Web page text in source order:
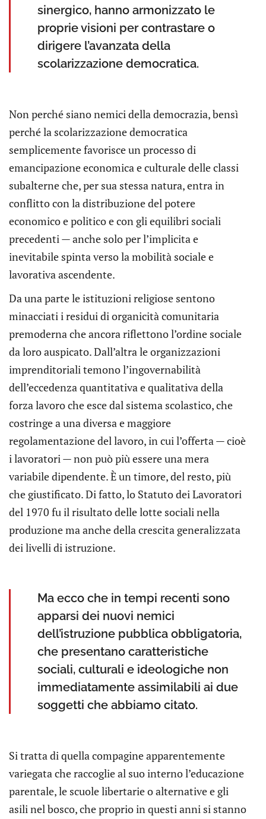
sinergico, hanno armonizzato le
proprie visioni per contrastare o
dirigere l’avanzata della
scolarizzazione democratica.
Non perché siano nemici della democrazia, bensì
perché la scolarizzazione democratica
semplicemente favorisce un processo di
emancipazione economica e culturale delle classi
subalterne che, per sua stessa natura, entra in
conflitto con la distribuzione del potere
economico e politico e con gli equilibri sociali
precedenti — anche solo per l’implicita e
inevitabile spinta verso la mobilità sociale e
lavorativa ascendente.
Da una parte le istituzioni religiose sentono
minacciati i residui di organicità comunitaria
premoderna che ancora riflettono l’ordine sociale
da loro auspicato. Dall’altra le organizzazioni
imprenditoriali temono l’ingovernabilità
dell’eccedenza quantitativa e qualitativa della
forza lavoro che esce dal sistema scolastico, che
costringe a una diversa e maggiore
regolamentazione del lavoro, in cui l’offerta — cioè
i lavoratori — non può più essere una mera
variabile dipendente. È un timore, del resto, più
che giustificato. Di fatto, lo Statuto dei Lavoratori
del 1970 fu il risultato delle lotte sociali nella
produzione ma anche della crescita generalizzata
dei livelli di istruzione.
Ma ecco che in tempi recenti sono
apparsi dei nuovi nemici
dell’istruzione pubblica obbligatoria,
che presentano caratteristiche
sociali, culturali e ideologiche non
immediatamente assimilabili ai due
soggetti che abbiamo citato.
Si tratta di quella compagine apparentemente
variegata che raccoglie al suo interno l’educazione
parentale, le scuole libertarie o alternative e gli
asili nel bosco, che proprio in questi anni si stanno